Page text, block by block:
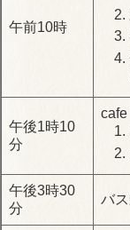
午前10時
午後1時10
分
cafe
午後3時30
分
バ